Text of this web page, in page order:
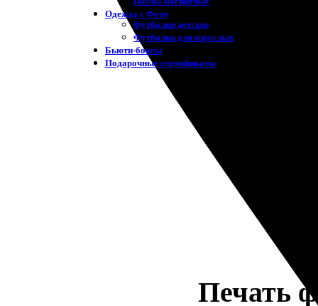
Одежда с Фото
Футболки детские
Футболки для взрослых
Бьюти-боксы
Подарочные сертификаты
Печать